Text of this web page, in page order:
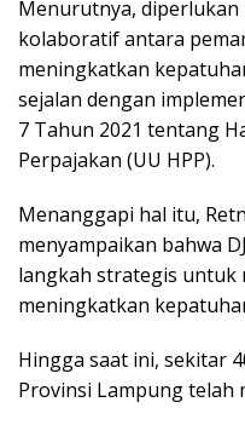
Menurutnya, diperlukan
kolaboratif antara
meningkatkan
sejalan dengan
7 Tahun 2021 tentang
Perpajakan (UU HPP).
Menanggapi hal itu,
menyampaikan bahwa
langkah strategis untuk
meningkatkan
Hingga saat ini, sekitar
Provinsi Lampung telah